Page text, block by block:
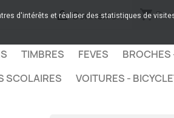
 Connexion shopping_cart
TIMBRES FEVES
BROCHES
SCOLAIRES
VOITURES -
d'intérêts et réaliser des statistiques de